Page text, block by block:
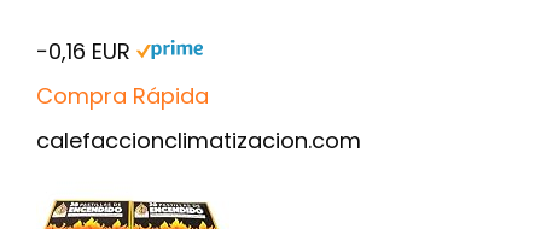
−0,16 EUR
Compra Rápida
calefaccionclimatizacion.com